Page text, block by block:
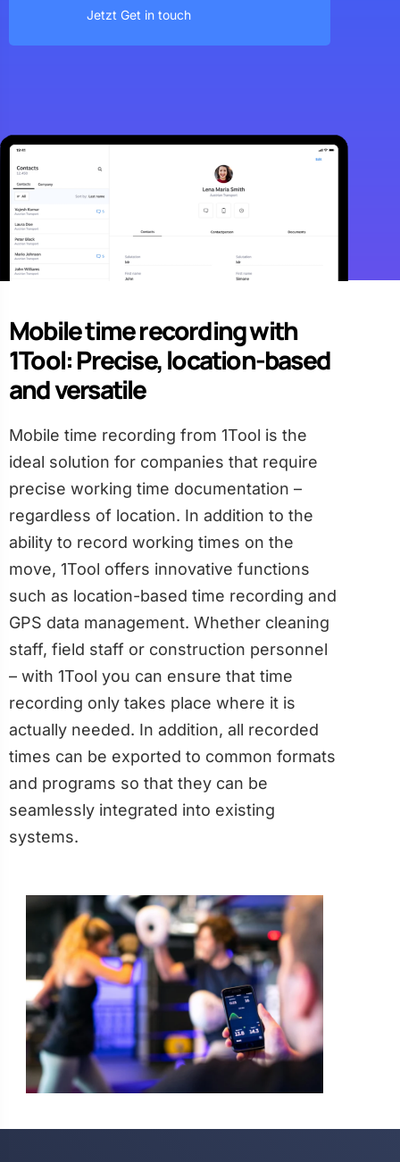
Jetzt Get in touch
Mobile time recording with
1Tool: Precise, location-based
and versatile
Mobile time recording from 1Tool is the
ideal solution for companies that require
precise working time documentation –
regardless of location. In addition to the
ability to record working times on the
move, 1Tool offers innovative functions
such as location-based time recording and
GPS data management. Whether cleaning
staff, field staff or construction personnel
– with 1Tool you can ensure that time
recording only takes place where it is
actually needed. In addition, all recorded
times can be exported to common formats
and programs so that they can be
seamlessly integrated into existing
systems.